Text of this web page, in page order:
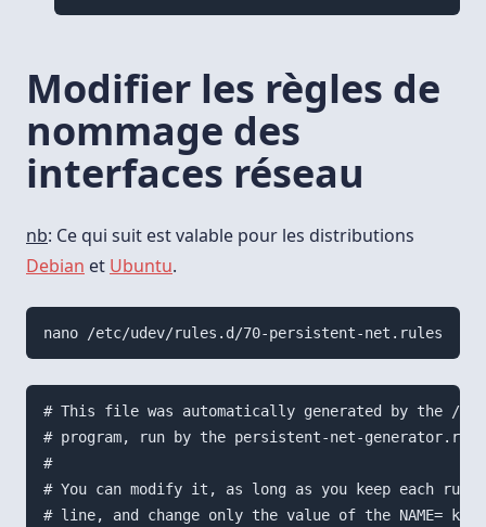
Modifier les règles de
nommage des
interfaces réseau
nb: Ce qui suit est valable pour les distributions
Debian et Ubuntu.
# This file was automatically generated by the /
# program, run by the persistent-net-
#
# You can modify it, as long as you keep each
# line, and change only the value of the NAME= key.